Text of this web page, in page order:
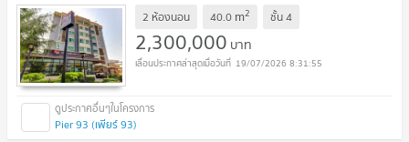
2 ห้องนอน 40.0 m2 ชั้น4
2,300,000 บาท
19/07/2026 8:31:55
Pier 93 (เพียร์ 93)